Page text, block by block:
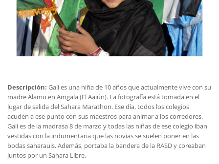
Descripción: Gali es una niña de 10 años que actualmente vive con su
madre Alamu en Amgala (El Aaiún). La fotografía está tomada en el
lugar de salida del Sahara Marathon. Ese día, todos los colegios
acuden a ese punto con sus maestros para animar a los corredores.
Gali es de la madrasa 8 de marzo y todas las niñas de ese colegio iban
vestidas con la indumentaria que las novias se suelen poner en las
bodas saharauis. Además, portaba la bandera de la RASD y coreaban
juntos por un Sahara Libre.